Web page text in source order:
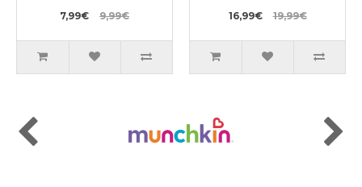
7,99€ 9,99€ 16,99€ 19,99€